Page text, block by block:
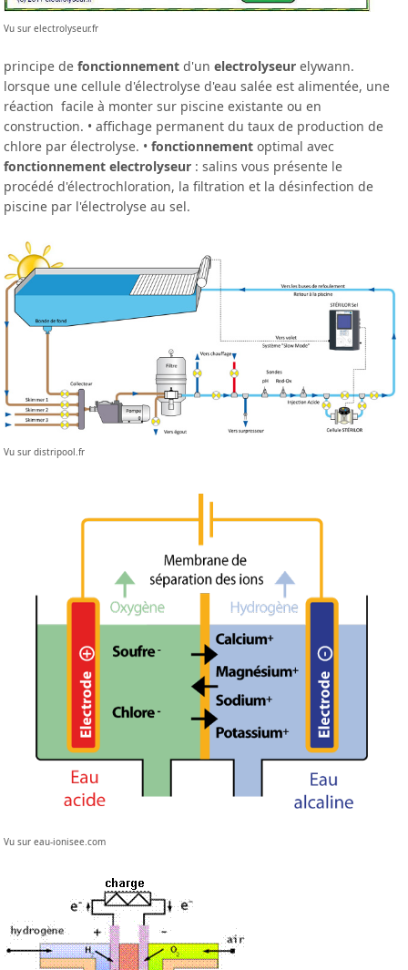
Vu sur electrolyseur.fr
principe defonctionnement d'unelectrolyseur elywann.
lorsque une cellule d'électrolyse d'eau salée est alimentée, une
réaction facile à monter sur piscine existante ou en
construction. • affichage permanent du taux de production de
chlore par électrolyse. •fonctionnement optimal avec
fonctionnement electrolyseur : salins vous présente le
procédé d'électrochloration, la filtration et la désinfection de
piscine par l'électrolyse au sel.
Vu sur distripool.fr
Vu sur eau-ionisee.com